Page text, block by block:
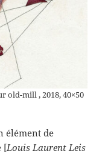
old-mill , 2018, 40×50
élément de
[Louis Laurent Leis